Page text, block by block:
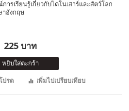
รเรียนรู้เกี่ยวกับไดโนเสาร์และสัตว์โลก
อังกฤษ
225 บาท
หยิบใส่ตะกร้า
ปรด
เพิ่มไปเปรียบเทียบ